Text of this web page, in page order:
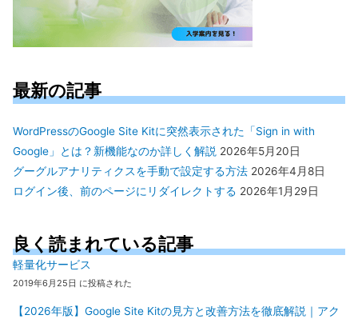
最新の記事
WordPressのGoogle Site Kitに突然表示された「Sign in with
Google」とは？新機能なのか詳しく解説 2026年5月20日
グーグルアナリティクスを手動で設定する方法 2026年4月8日
ログイン後、前のページにリダイレクトする 2026年1月29日
良く読まれている記事
軽量化サービス
2019年6月25日 に投稿された
【2026年版】Google Site Kitの見方と改善方法を徹底解説｜アク